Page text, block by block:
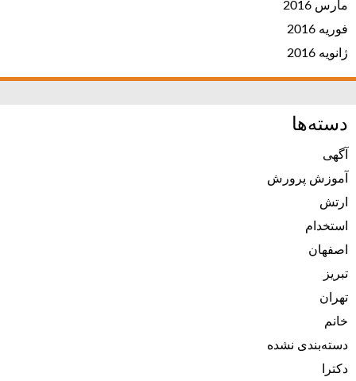
مارس 2016
فوریه 2016
ژانویه 2016
دسته‌ها
آگهی
آموزش پرورش
ارتش
استخدام
اصفهان
تبریز
تهران
خانم
دسته‌بندی نشده
دکترا